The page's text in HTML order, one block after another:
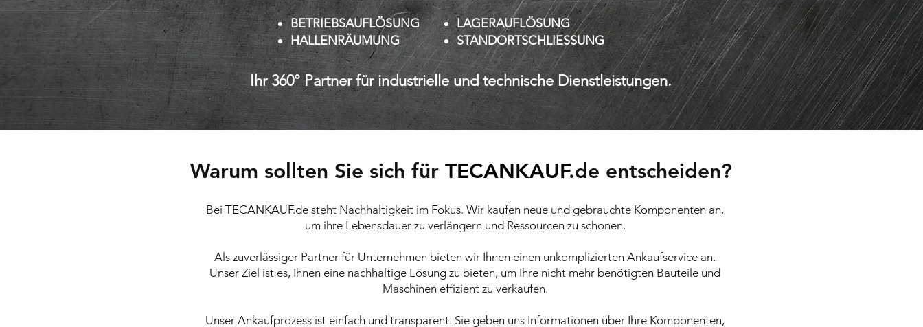
BETRIEBSAUFLÖSUNG
HALLENRÄUMUNG
LAGERAUFLÖSUNG
STANDORTSCHLIESSUNG
Ihr 360° Partner für industrielle und technische Dienstleistungen.
Warum sollten Sie sich für TECANKAUF.de entscheiden?
Bei TECANKAUF.de steht Nachhaltigkeit im Fokus. Wir kaufen neue und gebrauchte Komponenten an,
um ihre Lebensdauer zu verlängern und Ressourcen zu schonen.
Als zuverlässiger Partner für Unternehmen bieten wir Ihnen einen unkomplizierten Ankaufservice an.
Unser Ziel ist es, Ihnen eine nachhaltige Lösung zu bieten, um Ihre nicht mehr benötigten Bauteile und
Maschinen effizient zu verkaufen.
Unser Ankaufprozess ist einfach und transparent. Sie geben uns Informationen über Ihre Komponenten,